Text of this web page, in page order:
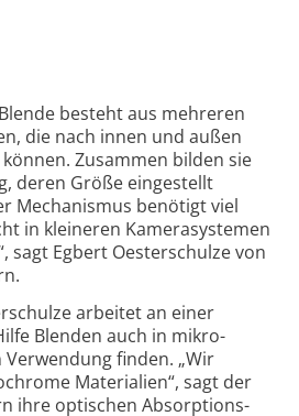
besteht aus mehreren
die nach innen und außen
Zusammen bilden sie
deren Größe ein­ge­stellt
Mecha­nis­mus benötigt viel
in kleineren Kamera­systemen
sagt Egbert Oester­schulze von
arbeitet an einer
Blenden auch in mikro­
finden. „Wir
Materi­alien“, sagt der
ihre optischen Absorp­tions­